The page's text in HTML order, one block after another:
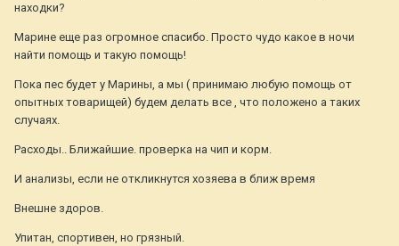
находки?
Марине еще раз огромное спасибо. Просто чудо какое в ночи
найти помощь и такую помощь!
Пока пес будет у Марины, а мы ( принимаю любую помощь от
опытных товарищей) будем делать все , что положено а таких
случаях.
Расходы.. Ближайшие. проверка на чип и корм.
И анализы, если не откликнутся хозяева в ближ время
Внешне здоров.
Упитан, спортивен, но грязный.